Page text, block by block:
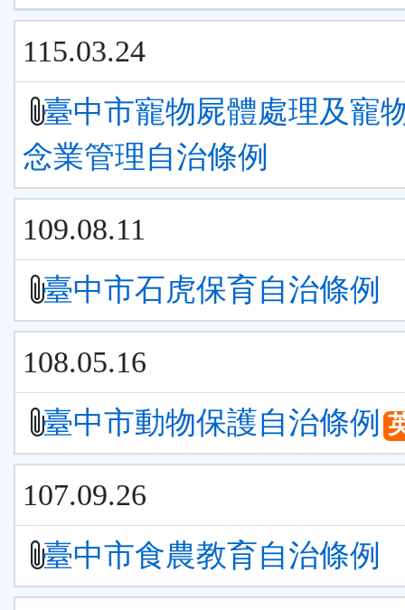
115.03.24
臺中市寵物屍體處理及寵
念業管理自治條例
109.08.11
臺中市石虎保育自治條例
108.05.16
臺中市動物保護自治條例
107.09.26
臺中市食農教育自治條例